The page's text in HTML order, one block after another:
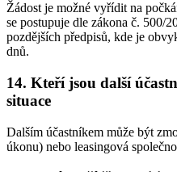
Žádost je možné vyřídit na
se postupuje dle zákona č. 500/
pozdějších předpisů, kde je
dnů.
14. Kteří jsou další
situace
Dalším účastníkem může být
úkonu) nebo leasingová